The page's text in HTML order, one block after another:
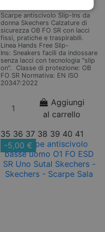
Scarpe antiscivolo Slip-Ins da
donna Skechers Calzature di
sicurezza OB FO SR con lacci
fissi, pratiche e traspirabili.
Linea Hands Free Slip-
Ins: Sneakers facili da indossare
senza lacci con tecnologia "slip
on". Classe di protezione: OB
FO SR Normativa: EN ISO
20347:2022
Aggiungi
al carrello
35 36 37 38 39 40 41
-5,00 €